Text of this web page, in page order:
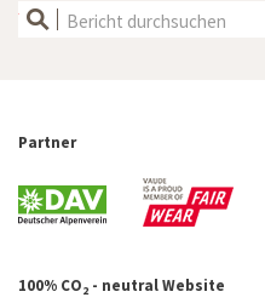
Partner
100% CO2 - neutral Website